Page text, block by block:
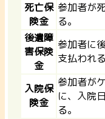
死亡保
険金
参加者が
る。
後遺障
害保険
金
参加者に
支払われる
入院保
険金
参加者が
に、入院
る。